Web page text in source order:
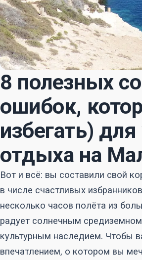
8 полезных
ошибок,
избегать)
отдыха на
Вот и всё: вы составили свой
в числе счастливых
несколько часов полёта из
радует солнечным
культурным наследием. Чтобы
впечатлением, о котором вы